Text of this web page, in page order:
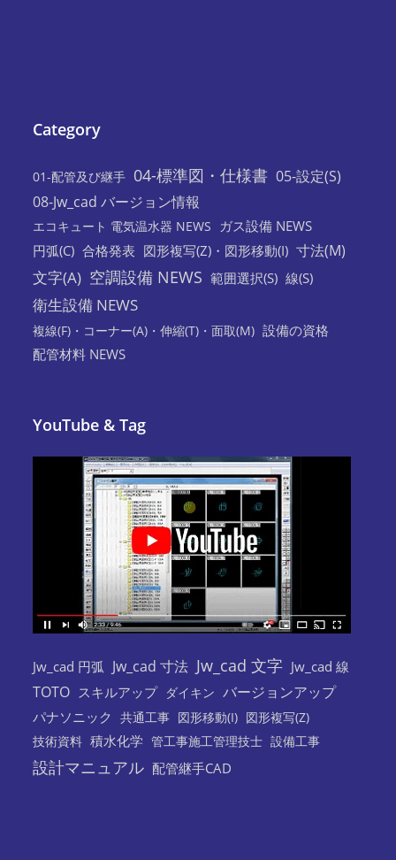
Category
01-配管及び継手 04-標準図・仕様書 05-設定(S)
08-Jw_cad バージョン情報
エコキュート 電気温水器 NEWS
ガス設備 NEWS
円弧(C) 合格発表 図形複写(Z)・図形移動(I) 寸法(M)
文字(A) 空調設備 NEWS 範囲選択(S) 線(S)
衛生設備 NEWS
複線(F)・コーナー(A)・伸縮(T)・面取(M) 設備の資格
配管材料 NEWS
YouTube & Tag
Jw_cad 円弧 Jw_cad 寸法 Jw_cad 文字 Jw_cad 線
TOTO スキルアップ ダイキン バージョンアップ
パナソニック 共通工事 図形移動(I) 図形複写(Z)
技術資料 積水化学 管工事施工管理技士 設備工事
設計マニュアル 配管継手CAD